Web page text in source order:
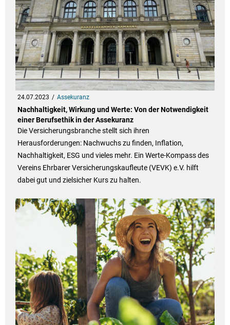
24.07.2023 Assekuranz
Nachhaltigkeit, Wirkung und Werte: Von der Notwendigkeit
einer Berufsethik in der Assekuranz
Die Versicherungsbranche stellt sich ihren
Herausforderungen: Nachwuchs zu finden, Inflation,
Nachhaltigkeit, ESG und vieles mehr. Ein Werte-Kompass des
Vereins Ehrbarer Versicherungskaufleute (VEVK) e.V. hilft
dabei gut und zielsicher Kurs zu halten.